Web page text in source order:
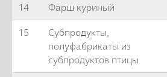
14 Фарш куриный
15
Субпродукты,
полуфабрикаты из
субпродуктов птицы